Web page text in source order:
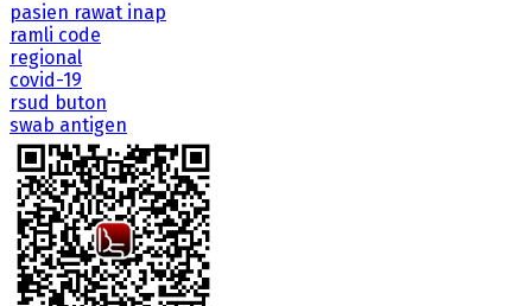
pasien rawat inap
ramli code
regional
covid-19
rsud buton
swab antigen